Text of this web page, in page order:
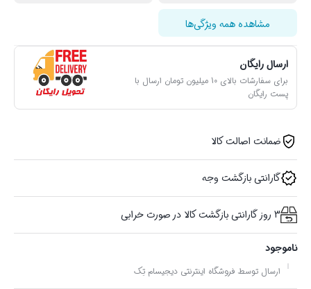
مشاهده همه ویژگی‌ها
ارسال رایگان
برای سفارشات بالای 10 میلیون تومان ارسال با
پست رایگان
ضمانت اصالت کالا
گارانتی بازگشت وجه
3 روز گارانتی بازگشت کالا در صورت خرابی
ناموجود
ارسال توسط فروشگاه اینترنتی دیجیسام تِک